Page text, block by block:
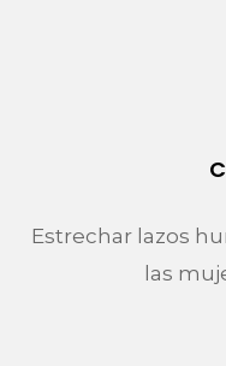
Estrechar lazos
las